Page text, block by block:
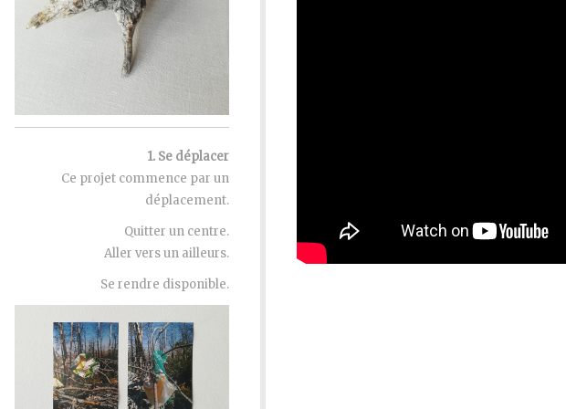
1. Se déplacer
Ce projet commence par un
déplacement.
Quitter un centre.
Aller vers un ailleurs.
Se rendre disponible.